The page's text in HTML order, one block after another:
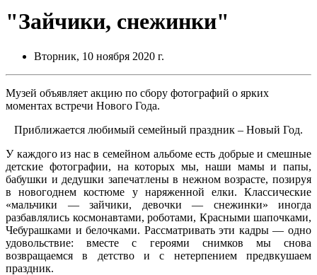
"Зайчики, снежинки"
Вторник, 10 ноября 2020 г.
Музей объявляет акцию по сбору фотографий о ярких
моментах встречи Нового Года.
Приближается любимый семейный праздник – Новый Год.
У каждого из нас в семейном альбоме есть добрые и смешные
детские фотографии, на которых мы, наши мамы и папы,
бабушки и дедушки запечатлены в нежном возрасте, позируя
в новогоднем костюме у наряженной елки. Классические
«мальчики — зайчики, девочки — снежинки» иногда
разбавлялись космонавтами, роботами, Красными шапочками,
Чебурашками и белочками. Рассматривать эти кадры — одно
удовольствие: вместе с героями снимков мы снова
возвращаемся в детство и с нетерпением предвкушаем
праздник.